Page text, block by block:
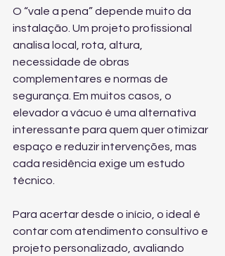
O “vale a pena” depende muito da
instalação. Um projeto profissional
analisa local, rota, altura,
necessidade de obras
complementares e normas de
segurança. Em muitos casos, o
elevador a vácuo é uma alternativa
interessante para quem quer otimizar
espaço e reduzir intervenções, mas
cada residência exige um estudo
técnico.
Para acertar desde o início, o ideal é
contar com atendimento consultivo e
projeto personalizado , avaliando